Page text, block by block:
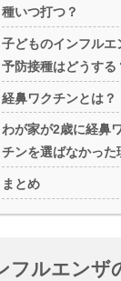
種いつ打つ？
子どものインフルエ
予防接種はどうする
経鼻ワクチンとは？
わが家が2歳に経鼻
チンを選ばなかった
まとめ
フルエンザ